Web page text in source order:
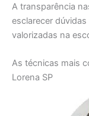
A transparência
esclarecer
valorizadas na
As técnicas mais
Lorena SP